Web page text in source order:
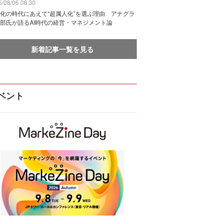
08/06 08:30
の時代にあえて“超属人化”を選ぶ理由 アナグラ
氏が語るAI時代の経営・マネジメント論
新着記事一覧を見る
ント